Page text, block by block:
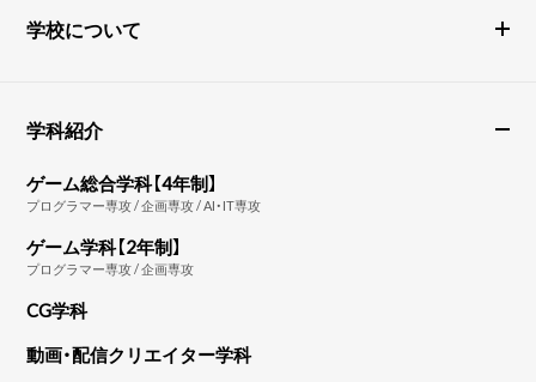
学校について
学科紹介
ゲーム総合学科【4年制】
プログラマー専攻 / 企画専攻 / AI・IT専攻
ゲーム学科【2年制】
プログラマー専攻 / 企画専攻
CG学科
動画・配信クリエイター学科